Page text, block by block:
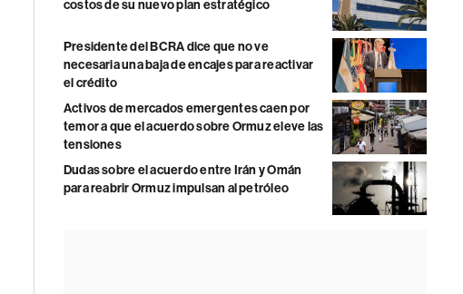
costos de su nuevo plan estratégico
Presidente del BCRA dice que no ve
necesaria una baja de encajes para reactivar
el crédito
Activos de mercados emergentes caen por
temor a que el acuerdo sobre Ormuz eleve las
tensiones
Dudas sobre el acuerdo entre Irán y Omán
para reabrir Ormuz impulsan al petróleo